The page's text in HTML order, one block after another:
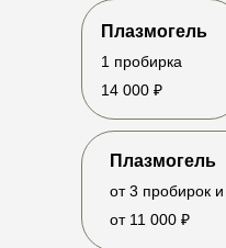
Плазмогель
14 000 ₽
1 пробирка
Плазмогель
от 11 000 ₽
от 3 пробирок
справочный характер и не являются
определяемой положением Статьи
кодекса Российской Федерации.
ПОЛИТИКА
КОНФИДЕНЦИАЛЬНОСТИ